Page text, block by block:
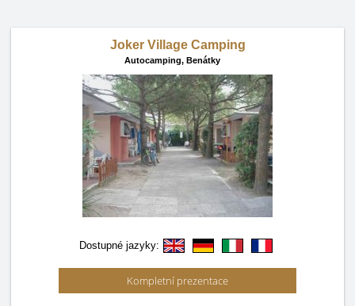
Joker Village Camping
Autocamping, Benátky
Dostupné jazyky:
Kompletní prezentace